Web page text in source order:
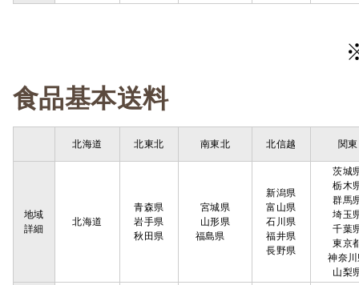
食品基本送料
北海道 北東北 南東北 北信越 関東
地域
詳細
北海道
青森県
岩手県
秋田県
宮城県
山形県
福島県
新潟県
富山県
石川県
福井県
長野県
茨城
栃木
群馬
埼玉
千葉
東京
神奈
山梨